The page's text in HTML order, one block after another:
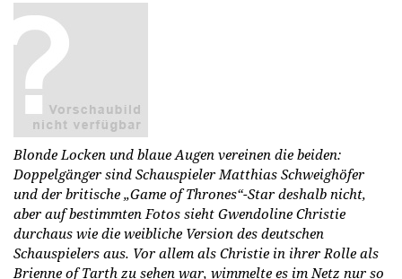
Blonde Locken und blaue Augen vereinen die beiden:
Doppelgänger sind Schauspieler Matthias Schweighöfer
und der britische „Game of Thrones“-Star deshalb nicht,
aber auf bestimmten Fotos sieht Gwendoline Christie
durchaus wie die weibliche Version des deutschen
Schauspielers aus. Vor allem als Christie in ihrer Rolle als
Brienne of Tarth zu sehen war, wimmelte es im Netz nur so